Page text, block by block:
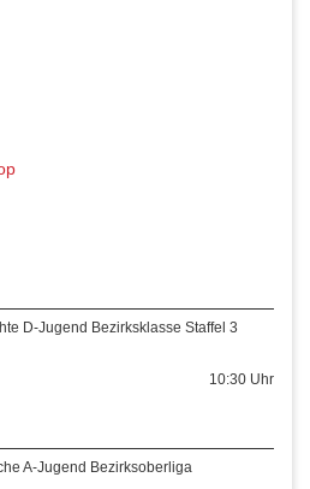
D-Jugend Bezirksklasse Staffel 3
10:30 Uhr
A-Jugend Bezirksoberliga